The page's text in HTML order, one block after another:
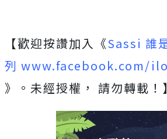
【歡迎按讚加入《Sassi 誰
列 www.facebook.com/
》。未經授權， 請勿轉載！】